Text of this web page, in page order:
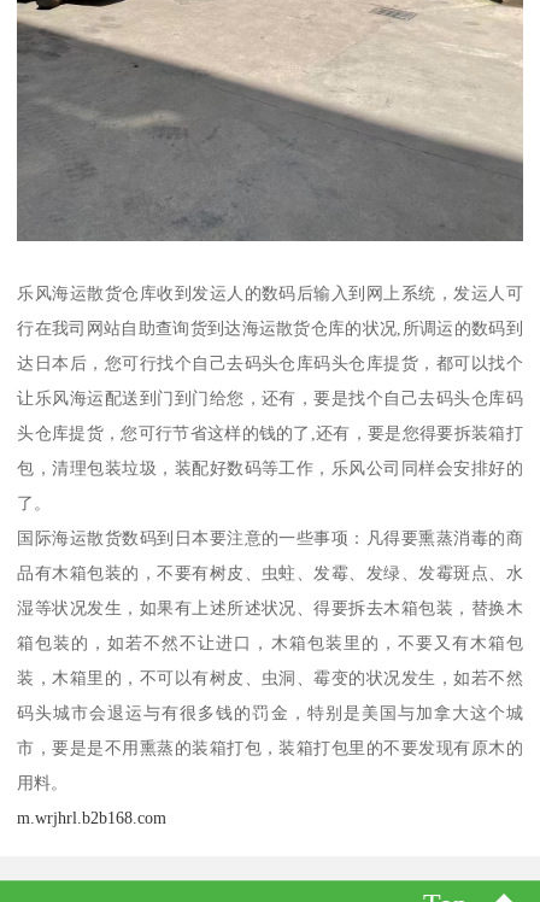
乐风海运散货仓库收到发运人的数码后输入到网上系统，发运人可
行在我司网站自助查询货到达海运散货仓库的状况,所调运的数码到
达日本后，您可行找个自己去码头仓库码头仓库提货，都可以找个
让乐风海运配送到门到门给您，还有，要是找个自己去码头仓库码
头仓库提货，您可行节省这样的钱的了,还有，要是您得要拆装箱打
包，清理包装垃圾，装配好数码等工作，乐风公司同样会安排好的
了。
国际海运散货数码到日本要注意的一些事项：凡得要熏蒸消毒的商
品有木箱包装的，不要有树皮、虫蛀、发霉、发绿、发霉斑点、水
湿等状况发生，如果有上述所述状况、得要拆去木箱包装，替换木
箱包装的，如若不然不让进口，木箱包装里的，不要又有木箱包
装，木箱里的，不可以有树皮、虫洞、霉变的状况发生，如若不然
码头城市会退运与有很多钱的罚金，特别是美国与加拿大这个城
市，要是是不用熏蒸的装箱打包，装箱打包里的不要发现有原木的
用料。
m.wrjhrl.b2b168.com